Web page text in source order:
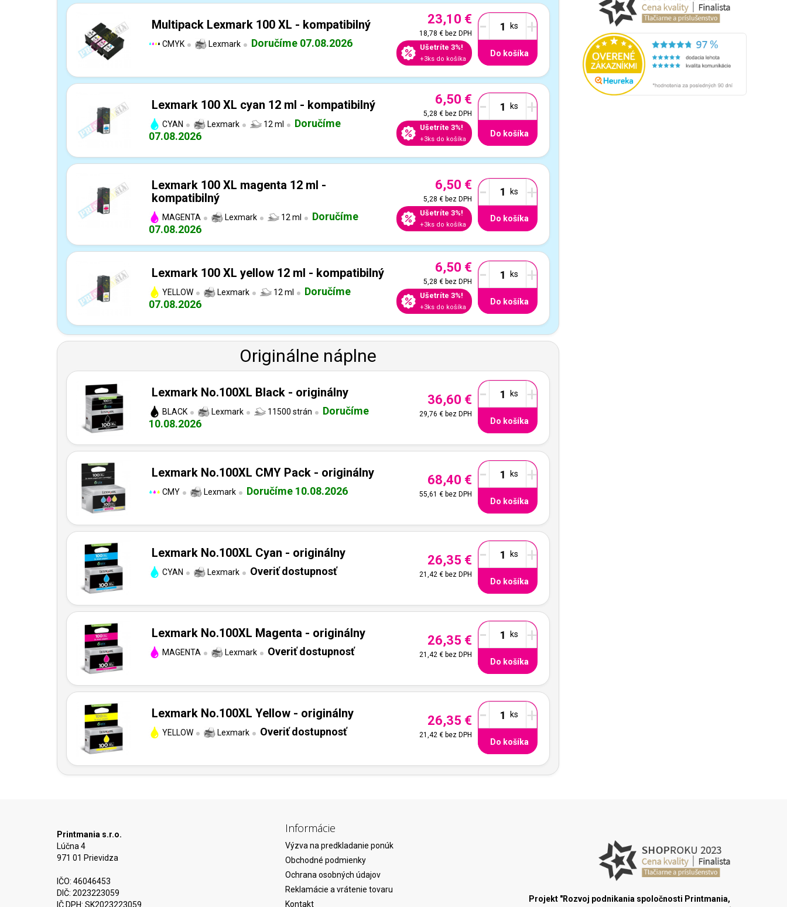
Multipack Lexmark 100 XL - kompatibilný
CMYK Lexmark Doručíme 07.08.2026
23,10 €
18,78 €bez DPH
Ušetríte 3%!
+3ks do košíka
- +
Do košíka
Lexmark 100 XL cyan 12 ml - kompatibilný
CYAN Lexmark 12 ml
Doručíme
07.08.2026
6,50 €
5,28 €bez DPH
Ušetríte 3%!
+3ks do košíka
- +
Do košíka
Lexmark 100 XL magenta 12 ml -
kompatibilný
MAGENTA Lexmark 12 ml
Doručíme
07.08.2026
6,50 €
5,28 €bez DPH
Ušetríte 3%!
+3ks do košíka
- +
Do košíka
Lexmark 100 XL yellow 12 ml - kompatibilný
YELLOW Lexmark 12 ml
Doručíme
07.08.2026
6,50 €
5,28 €bez DPH
Ušetríte 3%!
+3ks do košíka
- +
Do košíka
Originálne náplne
Lexmark No.100XL Black - originálny
BLACK Lexmark 11500 strán
Doručíme
10.08.2026
36,60 €
29,76 €bez DPH
- +
Do košíka
Lexmark No.100XL CMY Pack - originálny
CMY Lexmark Doručíme 10.08.2026
68,40 €
55,61 €bez DPH
- +
Do košíka
Lexmark No.100XL Cyan - originálny
CYAN Lexmark Overiť dostupnosť
26,35 €
21,42 €bez DPH
- +
Do košíka
Lexmark No.100XL Magenta - originálny
MAGENTA Lexmark Overiť dostupnosť
26,35 €
21,42 €bez DPH
- +
Do košíka
Lexmark No.100XL Yellow - originálny
YELLOW Lexmark Overiť dostupnosť
26,35 €
21,42 €bez DPH
- +
Do košíka
Printmania s.r.o.
Lúčna 4
971 01 Prievidza
IČO: 46046453
DIČ: 2023223059
IČ DPH: SK2023223059
Informácie
Výzva na predkladanie ponúk
Obchodné podmienky
Ochrana osobných údajov
Reklamácie a vrátenie tovaru
Kontakt
Projekt "Rozvoj podnikania spoločnosti Printmania,